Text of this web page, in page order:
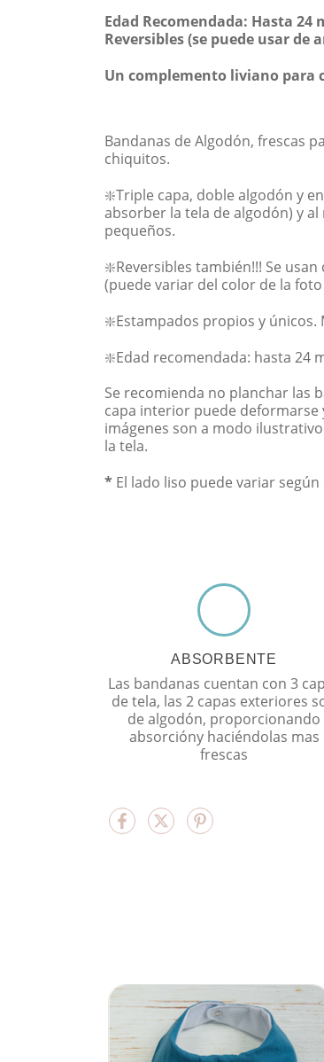
Edad Recomendada: Hasta 24
Reversibles (se puede usar de
Un complemento liviano
Bandanas de Algodón, frescas
chiquitos.
❇️Triple capa, doble algodón y
absorber la tela de algodón) y
pequeños.
❇️Reversibles también!!! Se
(puede variar del color de la
❇️Estampados propios y únicos.
❇️Edad recomendada: hasta 24
Se recomienda no planchar las
capa interior puede deformarse
imágenes son a modo
la tela.
* El lado liso puede variar
ABSORBENTE
Las bandanas cuentan con 3
de tela, las 2 capas exteriores
de algodón, proporcionando
absorcióny haciéndolas mas
frescas